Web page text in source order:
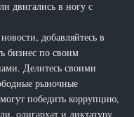
двигались в ногу с
добавляйтесь в
бизнес по своим
Делитесь своими
рыночные
победить коррупцию,
олигархат и диктатуру